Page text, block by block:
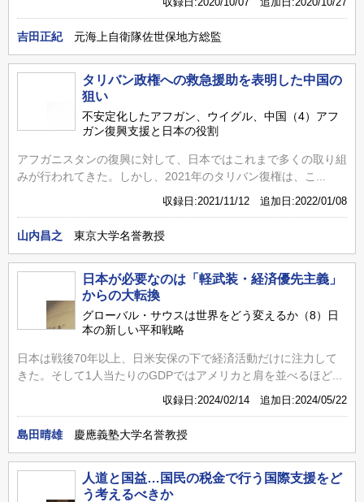
吉田正紀 元海上自衛隊佐世保地方総監
タリバン政権への救急援助を表明した中国の
狙い
不安定化したアフガン、ウイグル、中国（4）アフ
ガン復興支援と日本の役割
アフガニスタンの復興に対して、日本ではこれまで多くの取り組
みが行われてきた。しかし、2021年のタリバン復権は、こ...
収録日:2021/11/12 追加日:2022/01/08
山内昌之 東京大学名誉教授
日本が必要なのは「軽武装・経済優先主義」
からの大転換
グローバル・サウスは世界をどう変えるか（8）日
本の新しい平和戦略
日本は戦後70年以上、日米安保の下で経済活動だけに注力して
きた。そして1人当たりのGDPではアメリカと肩を並べるほど...
収録日:2024/02/14 追加日:2024/05/22
島田晴雄 慶應義塾大学名誉教授
人道と国益…国民の税金で行う国際支援をど
う考えるべきか